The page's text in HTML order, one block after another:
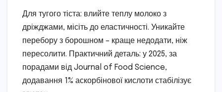
Для тугого тіста: влийте теплу молоко з
дріжджами, місіть до еластичності. Уникайте
перебору з борошном – краще недодати, ніж
пересолити. Практичний деталь: у 2025, за
порадами від Journal of Food Science,
додавання 1% аскорбінової кислоти стабілізує